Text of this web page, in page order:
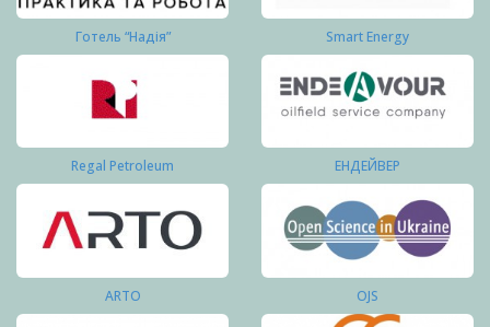
Готель “Надія” Smart Energy
Regal Petroleum ЕНДЕЙВЕР
ARTO OJS